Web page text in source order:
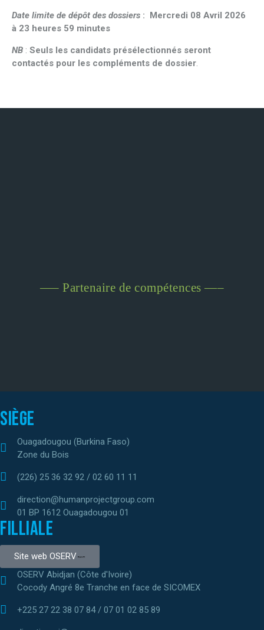
Date limite de dépôt des dossiers : Mercredi 08 Avril 2026
à 23 heures 59 minutes
NB : Seuls les candidats présélectionnés seront
contactés pour les compléments de dossier.
—– Partenaire de compétences —–
Siège
Ouagadougou (Burkina Faso)
Zone du Bois
(226) 25 36 32 92 / 02 60 11 11
direction@humanprojectgroup.com
01 BP 1612 Ouagadougou 01
Filliale
Site web OSERV
OSERV Abidjan (Côte d'Ivoire)
Cocody Angré 8e Tranche en face de SICOMEX
+225 27 22 38 07 84 / 07 01 02 85 89